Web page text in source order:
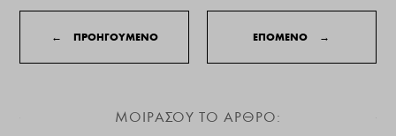
← ΠΡΟΗΓΟΥΜΕΝΟ ΕΠΟΜΕΝΟ →
ΜΟΙΡΑΣΟΥ ΤΟ ΑΡΘΡΟ: